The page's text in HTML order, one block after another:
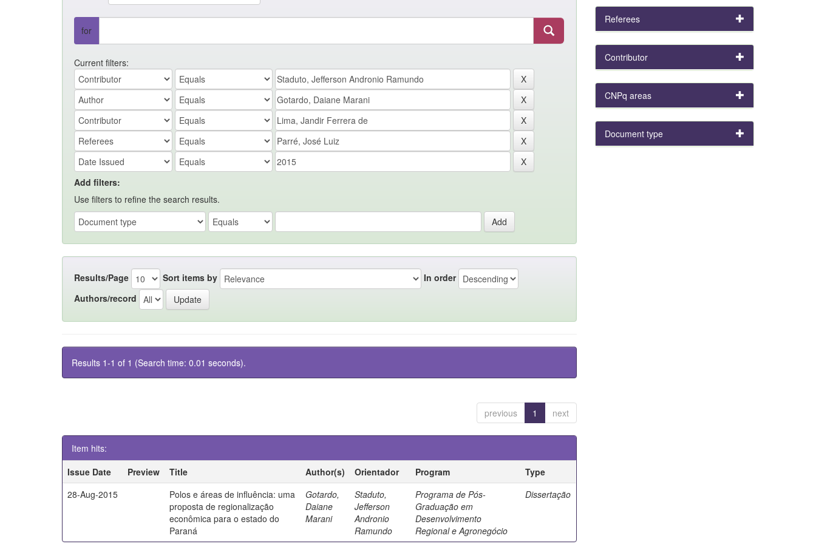
for
Current filters:
Add filters:
Use filters to refine the search results.
Results/Page Sort items by
In order
Authors/record
Results 1-1 of 1 (Search time: 0.01 seconds).
previous 1 next
Item hits:
Issue Date
Preview Title Author(s) Orientador Program
Type
28-Aug-2015
Polos e áreas de influência: uma
proposta de regionalização
econômica para o estado do
Paraná
Gotardo,
Daiane
Marani
Staduto,
Jefferson
Andronio
Ramundo
Programa de Pós-
Graduação em
Desenvolvimento
Regional e Agronegócio
Dissertação
Referees
Contributor
CNPq areas
Document type